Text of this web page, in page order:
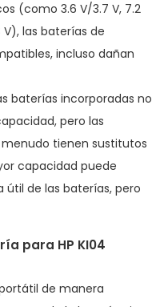
(como 3.6 V/3.7 V, 7.2
V), las baterías de
incluso dañan
baterías incorporadas no
pero las
tienen sustitutos
capacidad puede
de las baterías, pero
para HP KI04
de manera